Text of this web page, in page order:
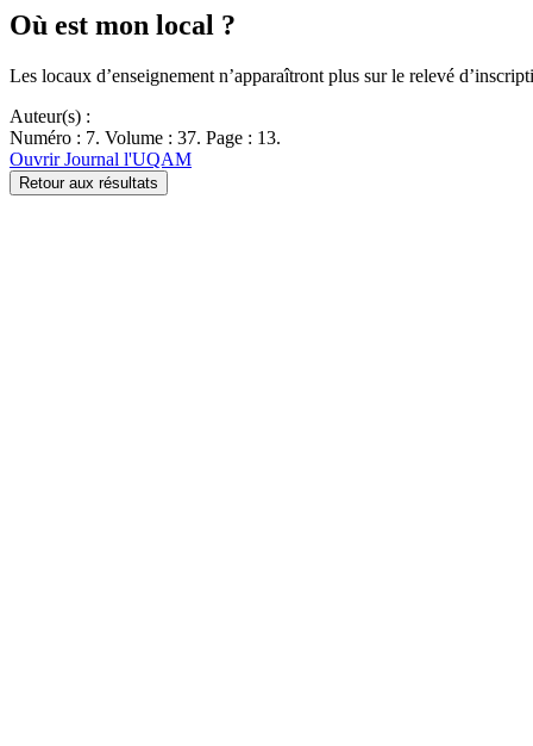
Où est mon local ?
Les locaux d’enseignement n’apparaîtront plus sur le relevé
Auteur(s) :
Numéro : 7. Volume : 37. Page : 13.
Ouvrir Journal l'UQAM
Retour aux résultats